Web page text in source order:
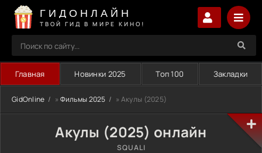
ГИДОНЛАЙН
ТВОЙ ГИД В МИРЕ КИНО!
Главная Новинки 2025 Топ 100 Закладки
GidOnline » Фильмы 2025 » Акулы (2025)
Акулы (2025) онлайн
SQUALI